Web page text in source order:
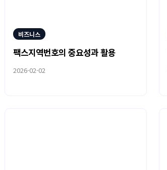
비즈니스
팩스지역번호의 중요성과 활용
2026-02-02